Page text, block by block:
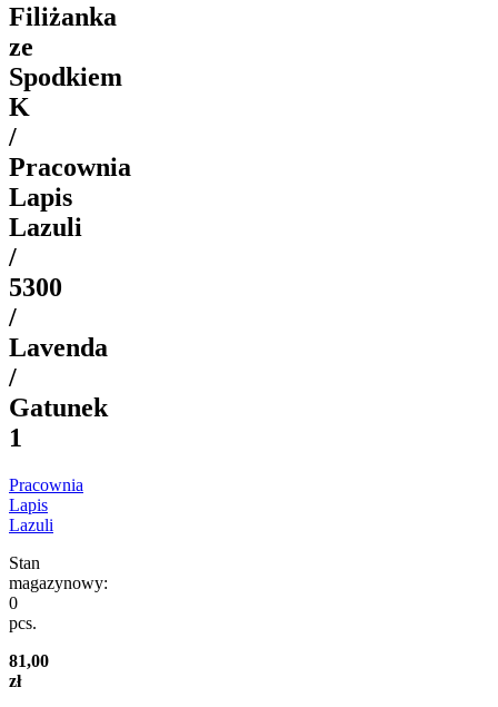
Filiżanka
ze
Spodkiem
K
/
Pracownia
Lapis
Lazuli
/
5300
/
Lavenda
/
Gatunek
1
Pracownia
Lapis
Lazuli
Stan
magazynowy:
0
pcs.
81,00
zł